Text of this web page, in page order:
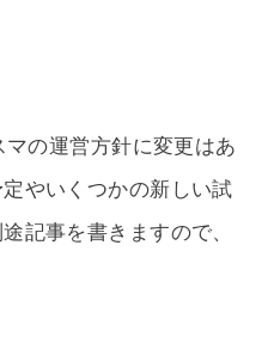
の運営方針に変更はあ
やいくつかの新しい試
記事を書きますので、